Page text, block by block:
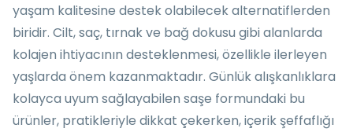
yaşam kalitesine destek olabilecek alternatiflerden
biridir. Cilt, saç, tırnak ve bağ dokusu gibi alanlarda
kolajen ihtiyacının desteklenmesi, özellikle ilerleyen
yaşlarda önem kazanmaktadır. Günlük alışkanlıklara
kolayca uyum sağlayabilen saşe formundaki bu
ürünler, pratikleriyle dikkat çekerken, içerik şeffaflığı